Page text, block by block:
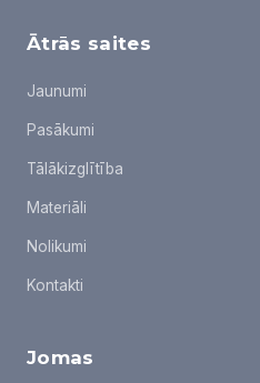
Ātrās saites
Jaunumi
Pasākumi
Tālākizglītība
Materiāli
Nolikumi
Kontakti
Jomas